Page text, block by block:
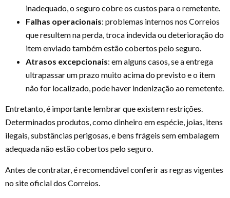
inadequado, o seguro cobre os custos para o remetente.
Falhas operacionais: problemas internos nos Correios
que resultem na perda, troca indevida ou deterioração do
item enviado também estão cobertos pelo seguro.
Atrasos excepcionais: em alguns casos, se a entrega
ultrapassar um prazo muito acima do previsto e o item
não for localizado, pode haver indenização ao remetente.
Entretanto, é importante lembrar que existem restrições.
Determinados produtos, como dinheiro em espécie, joias, itens
ilegais, substâncias perigosas, e bens frágeis sem embalagem
adequada não estão cobertos pelo seguro.
Antes de contratar, é recomendável conferir as regras vigentes
no site oficial dos Correios.